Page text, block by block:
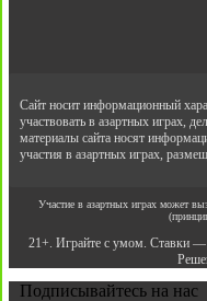
Сайт носит информационный
участвовать в азартных играх,
материалы сайта носят
участия в азартных играх,
Участие в азартных играх может
21+. Играйте с умом. Ставки —
Подписывайтесь на нас